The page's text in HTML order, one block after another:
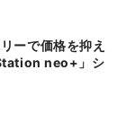
ーで価格を抑え
neo+」シ